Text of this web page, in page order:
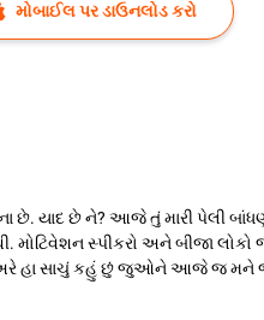
મોબાઈલ પર ડાઉનલોડ કરો
છે. યાદ છે ને? આજે તું મારી પેલી
મોટિવેશન સ્પીકરો અને બીજા
હા સાચું કહું છું જુઓને આજે જ મને